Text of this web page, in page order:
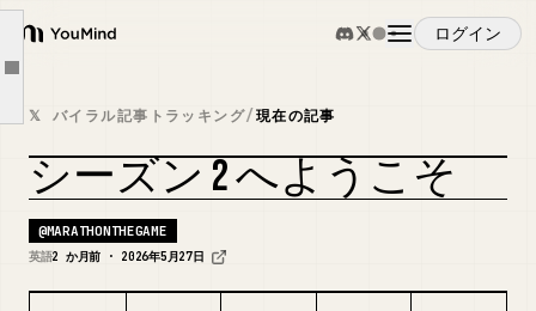
YouMind
ログイン
概要
ユースケース
スキル
Article outline
新システム：クレイドル
実験的キューとデュオキュー
ランクアップデート
Cryo Archive が 6 月 11 日に復活
生活の質のアップデート
𝕏 バイラル記事トラッキング/現在の記事
シーズン 2 へようこそ
@MARATHONTHEGAME
英語2 か月前 · 2026年5月27日